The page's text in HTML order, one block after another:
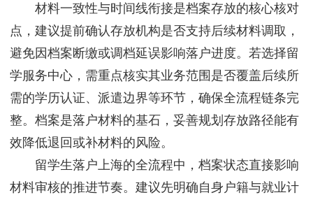
材料一致性与时间线衔接是档案存放的核心核对
点，建议提前确认存放机构是否支持后续材料调取，
避免因档案断缴或调档延误影响落户进度。若选择留
学服务中心，需重点核实其业务范围是否覆盖后续所
需的学历认证、派遣边界等环节，确保全流程链条完
整。档案是落户材料的基石，妥善规划存放路径能有
效降低退回或补材料的风险。
留学生落户上海的全流程中，档案状态直接影响
材料审核的推进节奏。建议先明确自身户籍与就业计